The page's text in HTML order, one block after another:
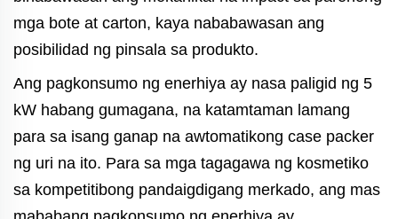
mga bote at carton, kaya nababawasan ang
posibilidad ng pinsala sa produkto.
Ang pagkonsumo ng enerhiya ay nasa paligid ng 5
kW habang gumagana, na katamtaman lamang
para sa isang ganap na awtomatikong case packer
ng uri na ito. Para sa mga tagagawa ng kosmetiko
sa kompetitibong pandaigdigang merkado, ang mas